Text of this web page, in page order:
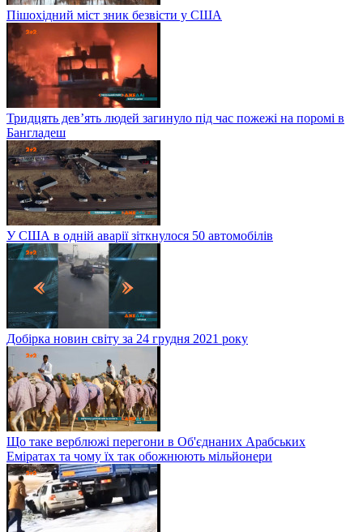
Пішохідний міст зник безвісти у США
Тридцять дев’ять людей загинуло під час пожежі на поромі в
Бангладеш
У США в одній аварії зіткнулося 50 автомобілів
Добірка новин світу за 24 грудня 2021 року
Що таке верблюжі перегони в Об'єднаних Арабських
Еміратах та чому їх так обожнюють мільйонери